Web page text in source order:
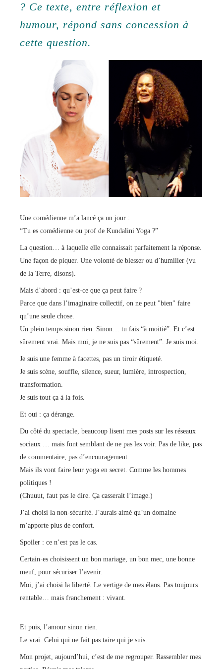
? Ce texte, entre réflexion et
humour, répond sans concession à
cette question.
Une comédienne m’a lancé ça un jour :
“Tu es comédienne ou prof de Kundalini Yoga ?”
La question… à laquelle elle connaissait parfaitement la réponse.
Une façon de piquer. Une volonté de blesser ou d’humilier (vu
de la Terre, disons).
Mais d’abord : qu’est-ce que ça peut faire ?
Parce que dans l’imaginaire collectif, on ne peut "bien" faire
qu’une seule chose.
Un plein temps sinon rien. Sinon… tu fais “à moitié”. Et c’est
sûrement vrai. Mais moi, je ne suis pas “sûrement”. Je suis moi.
Je suis une femme à facettes, pas un tiroir étiqueté.
Je suis scène, souffle, silence, sueur, lumière, introspection,
transformation.
Je suis tout ça à la fois.
Et oui : ça dérange.
Du côté du spectacle, beaucoup lisent mes posts sur les réseaux
sociaux … mais font semblant de ne pas les voir. Pas de like, pas
de commentaire, pas d’encouragement.
Mais ils vont faire leur yoga en secret. Comme les hommes
politiques !
(Chuuut, faut pas le dire. Ça casserait l’image.)
J’ai choisi la non-sécurité. J’aurais aimé qu’un domaine
m’apporte plus de confort.
Spoiler : ce n’est pas le cas.
Certain·es choisissent un bon mariage, un bon mec, une bonne
meuf, pour sécuriser l’avenir.
Moi, j’ai choisi la liberté. Le vertige de mes élans. Pas toujours
rentable… mais franchement : vivant.
Et puis, l’amour sinon rien.
Le vrai. Celui qui ne fait pas taire qui je suis.
Mon projet, aujourd’hui, c’est de me regrouper. Rassembler mes